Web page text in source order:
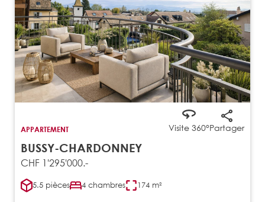
Visite 360°Partager
APPARTEMENT
BUSSY-CHARDONNEY
CHF 1'295'000.-
5.5 pièces 4 chambres 174 m²